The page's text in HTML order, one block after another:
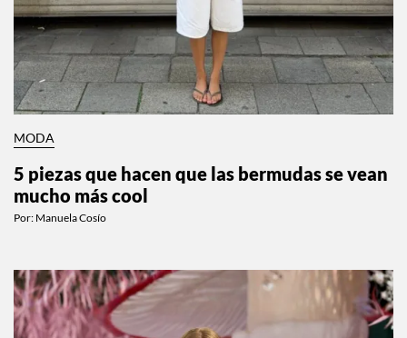
MODA
5 piezas que hacen que las bermudas se vean
mucho más cool
Por: Manuela Cosío